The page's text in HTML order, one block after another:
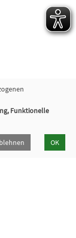
Funktionelle
OK